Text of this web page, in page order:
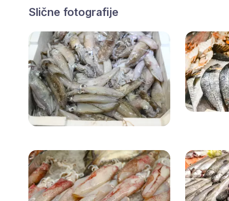
Slične fotografije